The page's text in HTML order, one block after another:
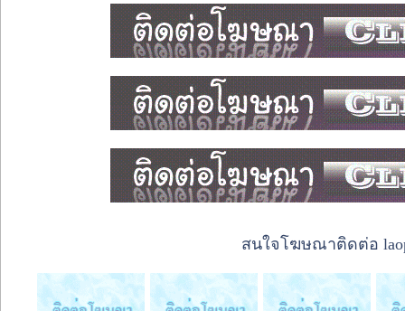
สนใจโฆษณาติดต่อ